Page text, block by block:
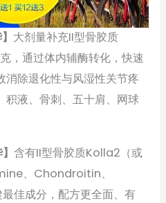
大剂量补充II型骨胶质
，通过体内辅酶转化，快速
消除退化性与风湿性关节疼
积液、骨刺、五十肩、网球
】含有II型骨胶质Kolla2（或
、Chondroitin、
佳成分，配方更全面、有